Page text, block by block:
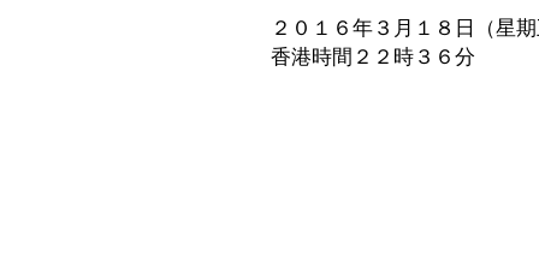
２０１６年３月１８日（星
香港時間２２時３６分